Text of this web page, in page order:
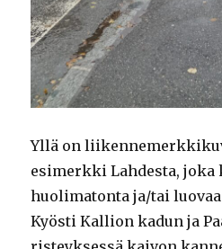
Yllä on
esimerkki Lahdesta, joka
huolimatonta ja/tai
Kyösti Kallion kadun ja